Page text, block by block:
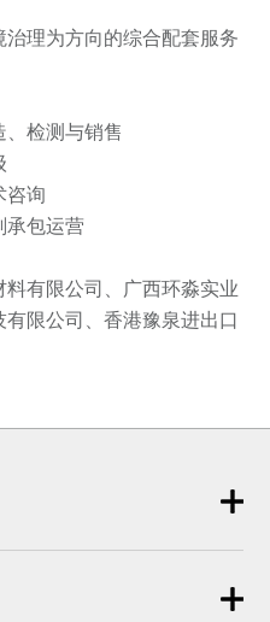
理为方向的综合配套服务
检测与销售
咨询
承包运营
有限公司、广西环淼实业
限公司、香港豫泉进出口